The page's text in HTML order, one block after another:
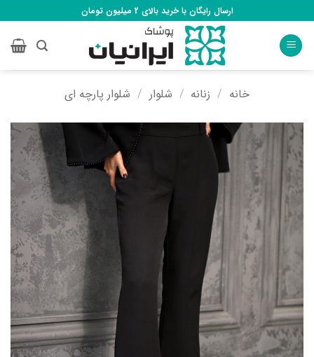
to
content
ارسال رایگان با خرید بالای 2 میلیون تومان
خانه / زنانه / شلوار / شلوار پارچه ای